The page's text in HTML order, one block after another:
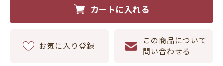
カートに入れる
お気に入り登録
この商品について
問い合わせる